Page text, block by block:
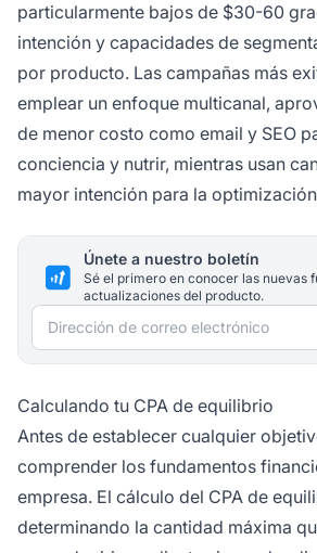
particularmente bajos de $30-60
intención y capacidades de
por producto. Las campañas más
emplear un enfoque multicanal,
de menor costo como email y SEO
conciencia y nutrir, mientras usan
mayor intención para la
Únete a nuestro boletín
Sé el primero en conocer las nuevas
actualizaciones del producto.
Dirección de correo electrónico
Calculando tu CPA de equilibrio
Antes de establecer cualquier
comprender los fundamentos
empresa. El cálculo del CPA de
determinando la cantidad máxima